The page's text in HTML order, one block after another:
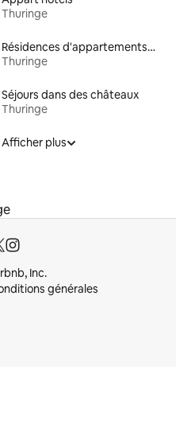
Thuringe
Résidences d'appartements en location
Thuringe
Séjours dans des châteaux
Thuringe
Afficher plus
Inc.
générales